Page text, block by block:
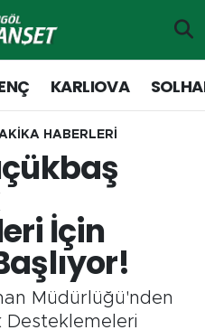
KARLIOVA
HABERLERİ
İçin
Müdürlüğü'nden
Desteklemeleri
Haritası
ve Fikstür